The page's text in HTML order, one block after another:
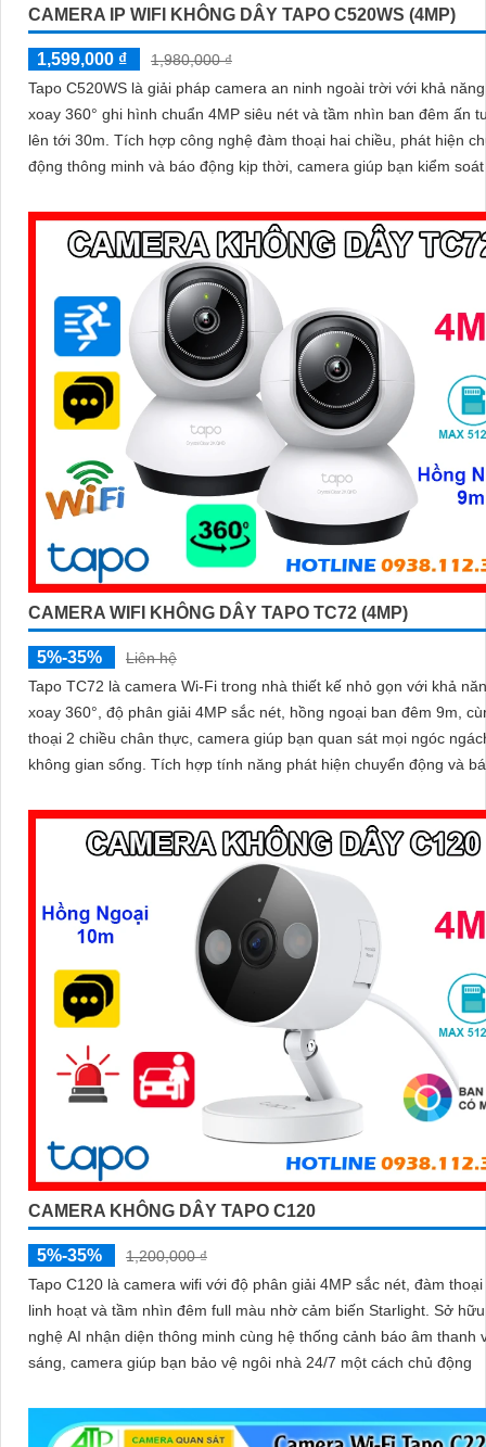
CAMERA IP WIFI KHÔNG DÂY TAPO C520WS (4MP)
1,599,000 ₫
1,980,000 ₫
Tapo C520WS là giải pháp camera an ninh ngoài trời với khả
xoay 360° ghi hình chuẩn 4MP siêu nét và tầm nhìn ban đêm ấn
lên tới 30m. Tích hợp công nghệ đàm thoại hai chiều, phát hiện chuyển
động thông minh và báo động kịp thời, camera giúp bạn kiểm
CAMERA WIFI KHÔNG DÂY TAPO TC72 (4MP)
5%-35%
Liên hệ
Tapo TC72 là camera Wi-Fi trong nhà thiết kế nhỏ gọn với khả
xoay 360°, độ phân giải 4MP sắc nét, hồng ngoại ban đêm 9m,
thoại 2 chiều chân thực, camera giúp bạn quan sát mọi ngóc
không gian sống. Tích hợp tính năng phát hiện chuyển động và báo động
sự an tâm tuyệt đối cho cả gia đình
CAMERA KHÔNG DÂY TAPO C120
5%-35%
1,200,000 ₫
Tapo C120 là camera wifi với độ phân giải 4MP sắc nét, đàm
linh hoạt và tầm nhìn đêm full màu nhờ cảm biến Starlight. Sở hữu công
nghệ AI nhận diện thông minh cùng hệ thống cảnh báo âm thanh
sáng, camera giúp bạn bảo vệ ngôi nhà 24/7 một cách chủ động